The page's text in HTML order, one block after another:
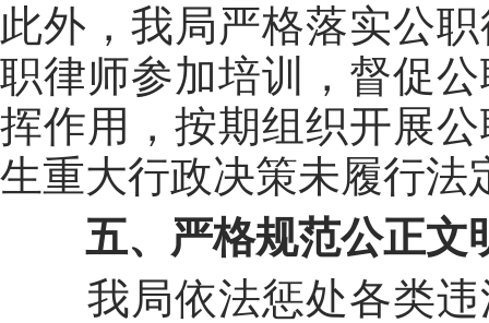
此外，我局严格落实公
职律师参加培训，督促
挥作用，按期组织开展
生重大行政决策未履行法
五、 严格规范公正文
我局依法惩处各类